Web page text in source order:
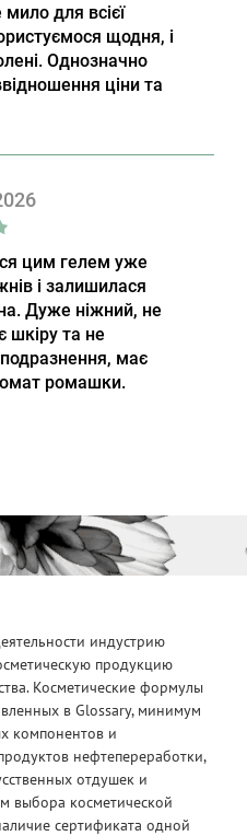
для всієї
щодня, і
Однозначно
ціни та
цим гелем уже
і залишилася
Дуже ніжний, не
шкіру та не
має
ромашки.
индустрию
продукцию
Косметические формулы
в Glossary, минимум
компонентов и
нефтепереработки,
отдушек и
выбора косметической
сертификата одной